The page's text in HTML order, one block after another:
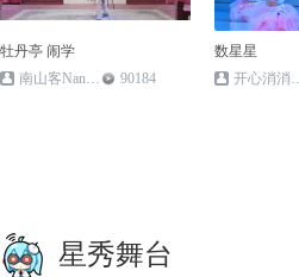
牡丹亭 闹学
南山客NanshanK
90184
数星星
开心消消乐通关者
星秀舞台